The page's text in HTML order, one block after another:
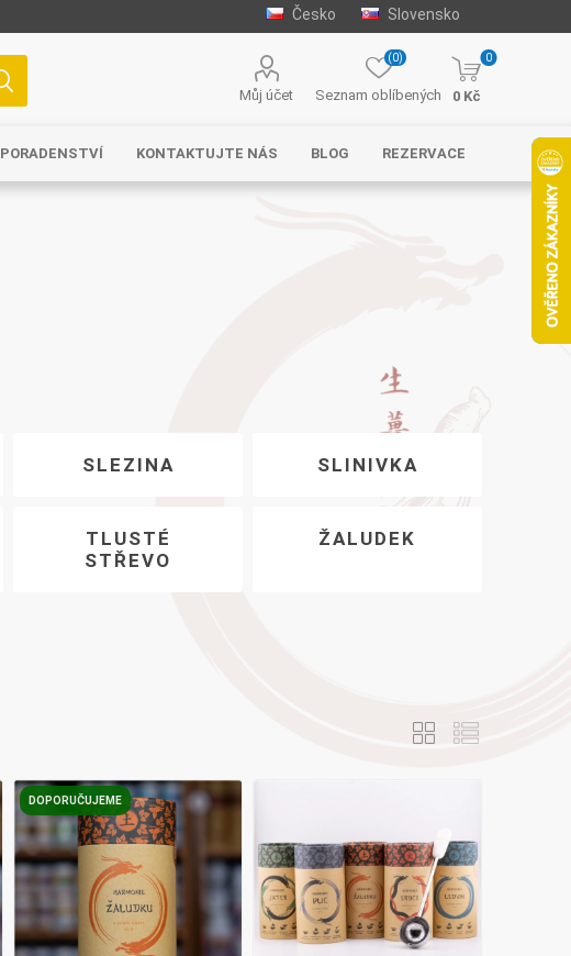
Česko Slovensko
Můj účet Seznam oblíbených
(0) 0
0 Kč
PORADENSTVÍ KONTAKTUJTE NÁS BLOG REZERVACE
SLEZINA SLINIVKA
TLUSTÉ
STŘEVO
ŽALUDEK
DOPORUČUJEME